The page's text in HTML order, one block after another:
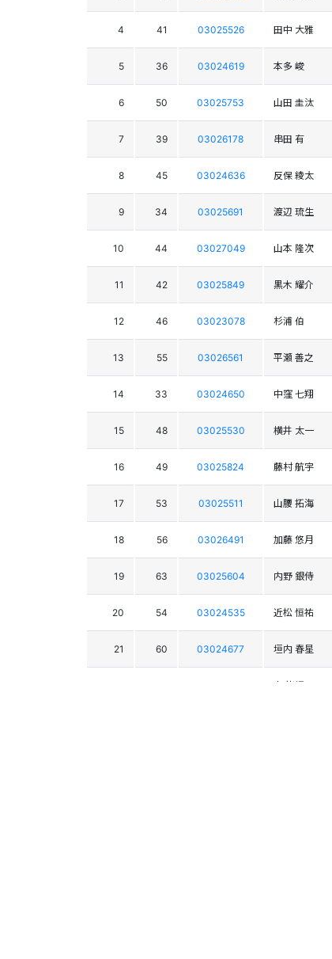
4 41 03025526 田中 大雅
5 36 03024619 本多 峻
6 50 03025753 山田 圭汰
7 39 03026178 串田 有
8 45 03024636 反保 綾太
9 34 03025691 渡辺 琉生
10 44 03027049 山本 隆次
11 42 03025849 黒木 耀介
12 46 03023078 杉浦 伯
13 55 03026561 平瀬 善之
14 33 03024650 中窪 七翔
15 48 03025530 横井 太一
16 49 03025824 藤村 航宇
17 53 03025511 山腰 拓海
18 56 03026491 加藤 悠月
19 63 03025604 内野 銀侍
20 54 03024535 近松 恒祐
21 60 03024677 垣内 春星
南 皆惺